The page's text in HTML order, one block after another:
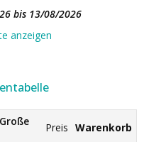
bis 13/08/2026
anzeigen
Große
Preis Warenkorb